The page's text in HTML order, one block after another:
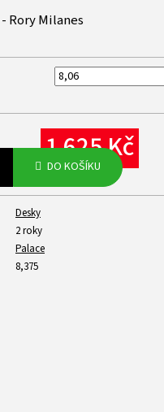
- Rory Milanes
1 625 Kč
cena:
DO KOŠÍKU
Desky
2 roky
Palace
8,375